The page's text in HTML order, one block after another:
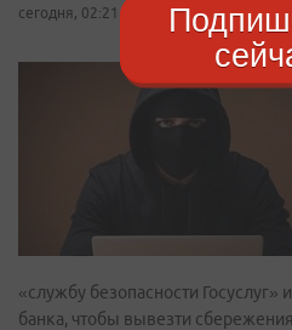
сегодня, 02:21
«службу безопасности Госуслуг»
банка, чтобы вывезти сбережения